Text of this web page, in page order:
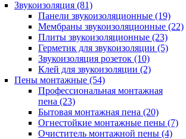
Звукоизоляция (81)
Панели звукоизоляционные (19)
Мембраны звукоизоляционные (22)
Плиты звукоизоляционные (23)
Герметик для звукоизоляции (5)
Звукоизоляция розеток (10)
Клей для звукоизоляции (2)
Пены монтажные (54)
Профессиональная монтажная
пена (23)
Бытовая монтажная пена (20)
Огнестойкие монтажные пены (7)
Очиститель монтажной пены (4)